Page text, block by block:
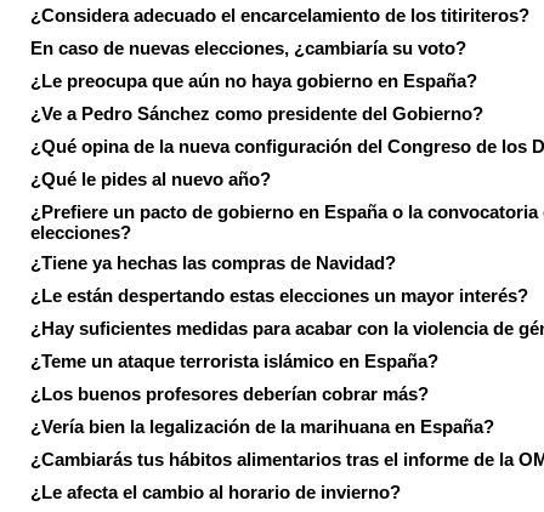
¿Considera adecuado el encarcelamiento de los titiriteros?
En caso de nuevas elecciones, ¿cambiaría su voto?
¿Le preocupa que aún no haya gobierno en España?
¿Ve a Pedro Sánchez como presidente del Gobierno?
¿Qué opina de la nueva configuración del Congreso de los
¿Qué le pides al nuevo año?
¿Prefiere un pacto de gobierno en España o la convocatoria
elecciones?
¿Tiene ya hechas las compras de Navidad?
¿Le están despertando estas elecciones un mayor interés?
¿Hay suficientes medidas para acabar con la violencia de
¿Teme un ataque terrorista islámico en España?
¿Los buenos profesores deberían cobrar más?
¿Vería bien la legalización de la marihuana en España?
¿Cambiarás tus hábitos alimentarios tras el informe de la
¿Le afecta el cambio al horario de invierno?